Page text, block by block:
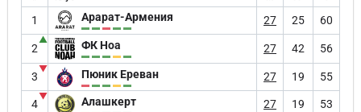
1 Арарат-Армения 27 25 60
2
▲ ФК Ноа 27 42 56
3
▼ Пюник Ереван 27 19 55
4
▼ Алашкерт 27 19 53